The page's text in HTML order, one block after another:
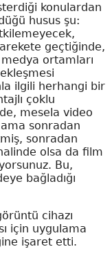
konulardan
husus şu:
geçtiğinde,
ortamları
ilgili herhangi bir
çoklu
mesela video
sonradan
sonradan
olsa da film
Bu,
bağladığı
cihazı
için uygulama
işaret etti.